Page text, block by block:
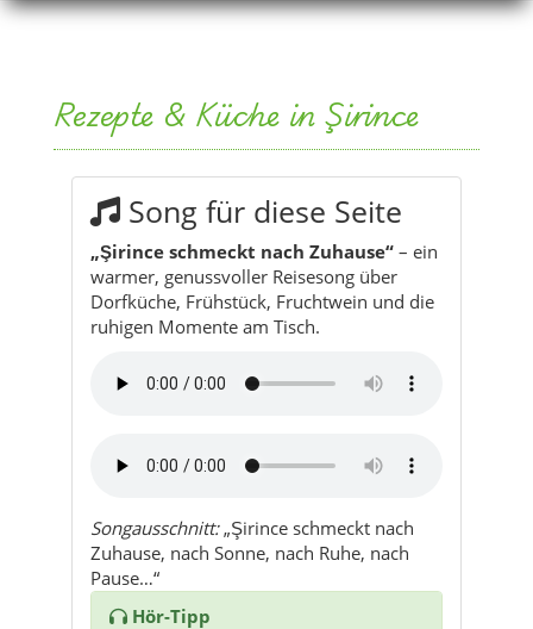
Rezepte & Küche in Şirince
Song für diese Seite
„Şirince schmeckt nach Zuhause“ – ein
warmer, genussvoller Reisesong über
Dorfküche, Frühstück, Fruchtwein und die
ruhigen Momente am Tisch.
Songausschnitt:„Şirince schmeckt nach
Zuhause, nach Sonne, nach Ruhe, nach
Pause…“
Hör-Tipp